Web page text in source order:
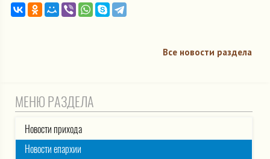
Все новости раздела
МЕНЮ РАЗДЕЛА
Новости прихода
Новости епархии